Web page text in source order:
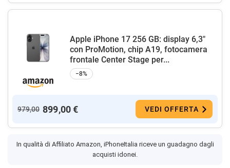
Apple iPhone 17 256 GB: display 6,3"
con ProMotion, chip A19, fotocamera
frontale Center Stage per...
−8%
979,00 899,00 € VEDI OFFERTA
In qualità di Affiliato Amazon, iPhoneItalia riceve un guadagno dagli
acquisti idonei.